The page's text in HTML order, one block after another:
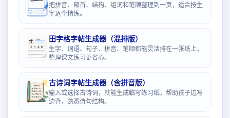
把拼音、部首、结构、组词和笔顺整理到一页，适合按生
字逐个精练。
田字格字帖生成器（混排版）
生字、词语、句子、拼音、笔顺都能灵活排在一张纸上，
整理课文练习更省心。
古诗词字帖生成器（含拼音版）
输入或选择古诗词，就能生成临写练习纸，帮助孩子边写
边背，熟悉诗句结构。